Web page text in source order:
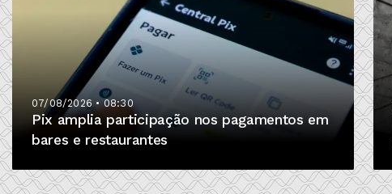
07/08/2026 • 08:30
Pix amplia participação nos pagamentos em
bares e restaurantes